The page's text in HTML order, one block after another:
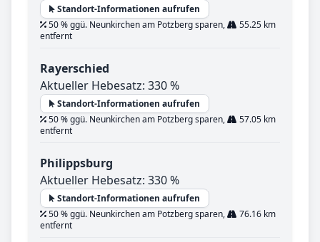
Standort-Informationen aufrufen
50 % ggü. Neunkirchen am Potzberg sparen,
55.25 km
entfernt
Rayerschied
Aktueller Hebesatz: 330 %
Standort-Informationen aufrufen
50 % ggü. Neunkirchen am Potzberg sparen,
57.05 km
entfernt
Philippsburg
Aktueller Hebesatz: 330 %
Standort-Informationen aufrufen
50 % ggü. Neunkirchen am Potzberg sparen,
76.16 km
entfernt